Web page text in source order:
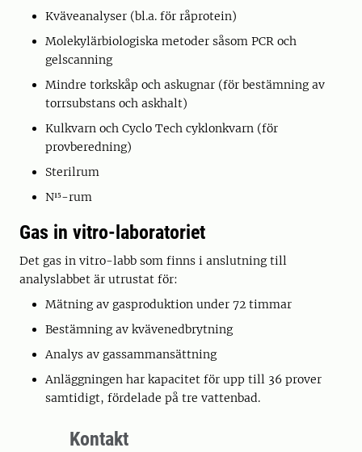
Kväveanalyser (bl.a. för råprotein)
Molekylärbiologiska metoder såsom PCR och
gelscanning
Mindre torkskåp och askugnar (för bestämning av
torrsubstans och askhalt)
Kulkvarn och Cyclo Tech cyklonkvarn (för
provberedning)
Sterilrum
N¹⁵-rum
Gas in vitro-laboratoriet
Det gas in vitro-labb som finns i anslutning till
analyslabbet är utrustat för:
Mätning av gasproduktion under 72 timmar
Bestämning av kvävenedbrytning
Analys av gassammansättning
Anläggningen har kapacitet för upp till 36 prover
samtidigt, fördelade på tre vattenbad.
Kontakt